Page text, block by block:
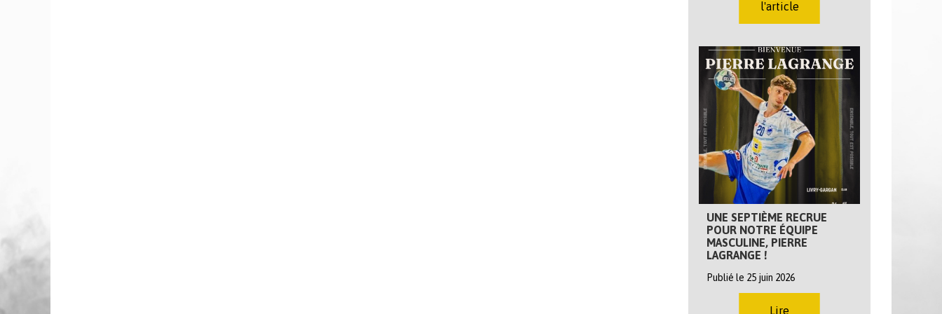
l'article
UNE SEPTIÈME RECRUE
POUR NOTRE ÉQUIPE
MASCULINE, PIERRE
LAGRANGE !
Publié le 25 juin 2026
Lire